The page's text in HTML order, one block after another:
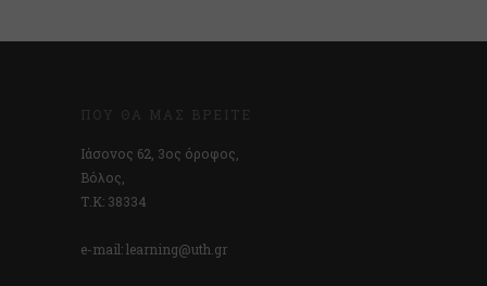
ΠΟΎ ΘΑ ΜΑΣ ΒΡΕΊΤΕ
Ιάσονος 62, 3ος όροφος,
Βόλος,
Τ.Κ: 38334
e-mail: learning@uth.gr